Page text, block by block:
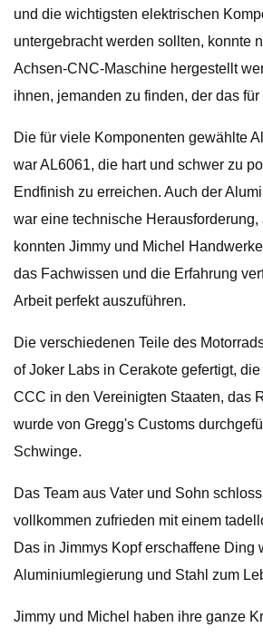
und die wichtigsten elektrischen
untergebracht werden sollten, konnte
Achsen-CNC-Maschine hergestellt
ihnen, jemanden zu finden, der das
Die für viele Komponenten gewählte
war AL6061, die hart und schwer zu
Endfinish zu erreichen. Auch der
war eine technische Herausforderung,
konnten Jimmy und Michel
das Fachwissen und die Erfahrung
Arbeit perfekt auszuführen.
Die verschiedenen Teile des
of Joker Labs in Cerakote gefertigt,
CCC in den Vereinigten Staaten, das
wurde von Gregg's Customs
Schwinge.
Das Team aus Vater und Sohn
vollkommen zufrieden mit einem
Das in Jimmys Kopf erschaffene Ding
Aluminiumlegierung und Stahl zum
Jimmy und Michel haben ihre ganze